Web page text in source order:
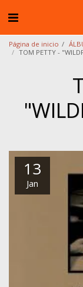
Página de inicio
TOM PETTY -
13
Jan